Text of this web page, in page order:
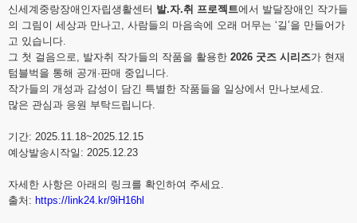
신세계중랑장애인자립생활센터 발.자.취 프로젝트에서 발달장애인 작가들
의 그림이 세상과 만나고, 사람들의 마음속에 오래 머무는 ‘길’을 만들어가
고 있습니다.
그 첫 걸음으로, 발자취 작가들의 작품을 활용한 2026 굿즈 시리즈가 현재
텀블벅을 통해 공개·판매 중입니다.
작가들의 개성과 감성이 담긴 특별한 작품들을 일상에서 만나보세요.
많은 관심과 응원 부탁드립니다.
기간: 2025.11.18~2025.12.15
예상발송시작일: 2025.12.23
자세한 사항은 아래의 링크를 확인하여 주세요.
출처: https://link24.kr/9iH16hl